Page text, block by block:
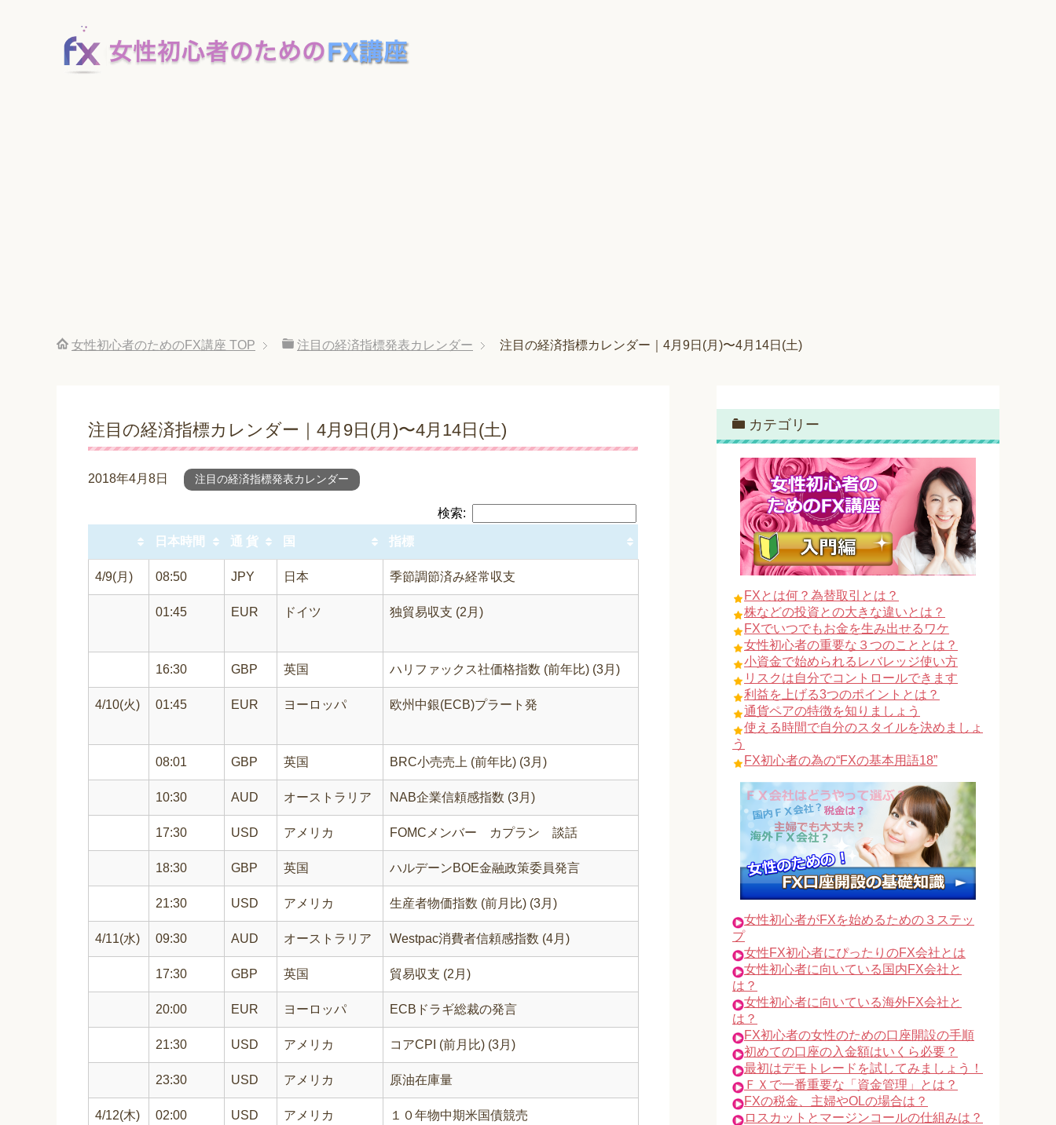
女性初心者のためのFX講座 TOP 注目の経済指標発表カレンダー 注目の経済指標カレンダー｜4月9日(月)〜4月14日(土)
注目の経済指標カレンダー｜4月9日(月)〜4月14日(土)
2018年4月8日 注目の経済指標発表カレンダー
検索:
日本時間 通 貨 国 指標
4/9(月) 08:50 JPY 日本 季節調節済み経常収支
01:45 EUR ドイツ 独貿易収支 (2月)
16:30 GBP 英国 ハリファックス社価格指数 (前年比) (3月)
4/10(火) 01:45 EUR ヨーロッパ 欧州中銀(ECB)プラート発
08:01 GBP 英国 BRC小売売上 (前年比) (3月)
10:30 AUD オーストラリア NAB企業信頼感指数 (3月)
17:30 USD アメリカ FOMCメンバー カプラン 談話
18:30 GBP 英国 ハルデーンBOE金融政策委員発言
21:30 USD アメリカ 生産者物価指数 (前月比) (3月)
4/11(水) 09:30 AUD オーストラリア Westpac消費者信頼感指数 (4月)
17:30 GBP 英国 貿易収支 (2月)
20:00 EUR ヨーロッパ ECBドラギ総裁の発言
21:30 USD アメリカ コアCPI (前月比) (3月)
23:30 USD アメリカ 原油在庫量
4/12(木) 02:00 USD アメリカ １０年物中期米国債競売
カテゴリー
FXとは何？為替取引とは？
株などの投資との大きな違いとは？
FXでいつでもお金を生み出せるワケ
女性初心者の重要な３つのこととは？
小資金で始められるレバレッジ使い方
リスクは自分でコントロールできます
利益を上げる3つのポイントとは？
通貨ペアの特徴を知りましょう
使える時間で自分のスタイルを決めましょ
う
FX初心者の為の“FXの基本用語18”
女性初心者がFXを始めるための３ステッ
プ
女性FX初心者にぴったりのFX会社とは
女性初心者に向いている国内FX会社と
は？
女性初心者に向いている海外FX会社と
は？
FX初心者の女性のための口座開設の手順
初めての口座の入金額はいくら必要？
最初はデモトレードを試してみましょう！
ＦＸで一番重要な「資金管理」とは？
FXの税金、主婦やOLの場合は？
ロスカットとマージンコールの仕組みは？